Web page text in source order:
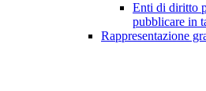
Enti di diritto
pubblicare in
Rappresentazione